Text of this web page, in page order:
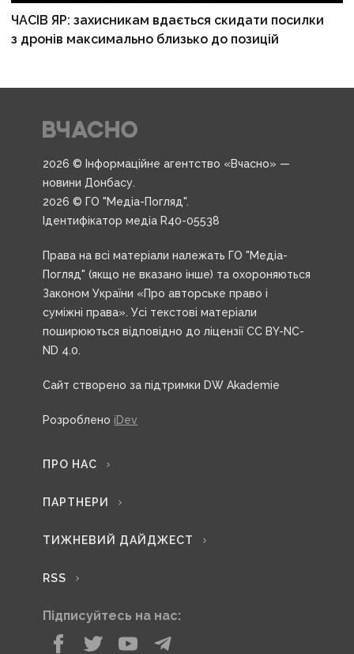
ЧАСІВ ЯР: захисникам вдається скидати посилки
з дронів максимально близько до позицій
2026 © Інформаційне агентство «Вчасно» —
новини Донбасу.
2026 © ГО "Медіа-Погляд".
Ідентифікатор медіа R40-05538
Права на всі матеріали належать ГО "Медіа-
Погляд" (якщо не вказано інше) та охороняються
Законом України «Про авторське право і
суміжні права». Усі текстові матеріали
поширюються відповідно до ліцензії CC BY-NC-
ND 4.0.
Сайт створено за підтримки DW Akademie
Розроблено iDev
ПРО НАС
ПАРТНЕРИ
ТИЖНЕВИЙ ДАЙДЖЕСТ
RSS
Підписуйтесь на нас: